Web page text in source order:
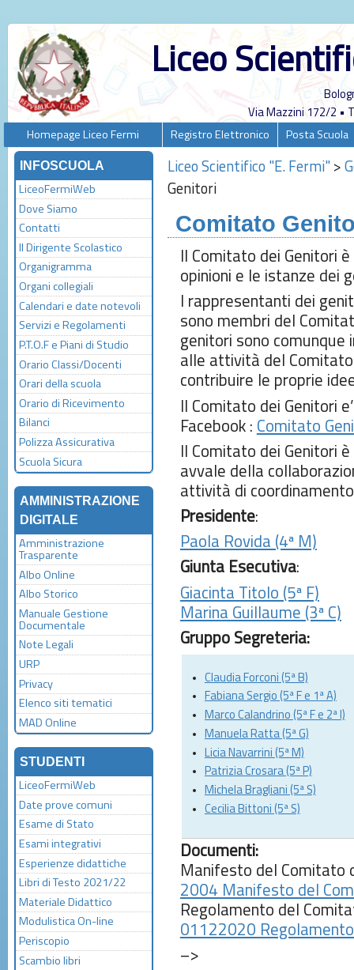
Liceo
Via Mazzini 172/2 •
Homepage Liceo Fermi Registro Elettronico Posta Scuola
INFOSCUOLA
LiceoFermiWeb
Dove Siamo
Contatti
Il Dirigente Scolastico
Organigramma
Organi collegiali
Calendari e date notevoli
Servizi e Regolamenti
P.T.O.F e Piani di Studio
Orario Classi/Docenti
Orari della scuola
Orario di Ricevimento
Bilanci
Polizza Assicurativa
Scuola Sicura
AMMINISTRAZIONE
DIGITALE
Amministrazione
Trasparente
Albo Online
Albo Storico
Manuale Gestione
Documentale
Note Legali
URP
Privacy
Elenco siti tematici
MAD Online
STUDENTI
LiceoFermiWeb
Date prove comuni
Esame di Stato
Esami integrativi
Esperienze didattiche
Libri di Testo 2021/22
Materiale Didattico
Modulistica On-line
Periscopio
Scambio libri
Liceo Scientifico "E. Fermi" >
Genitori
Comitato
Il Comitato dei Genitori
opinioni e le istanze dei
I rappresentanti dei
sono membri del
genitori sono
alle attività del
contribuire le proprie
Il Comitato dei Genitori
Facebook : Comitato
Il Comitato dei Genitori
avvale della
attività di
Presidente:
Paola Rovida (4ª M)
Giunta Esecutiva:
Giacinta Titolo (5ª F)
Marina Guillaume (3ª C)
Gruppo Segreteria:
Claudia Forconi (5ª B)
Fabiana Sergio (5ªF e 1ªA)
Marco Calandrino (5ª F e 2ª I)
Manuela Ratta (5ª G)
Licia Navarrini (5ª M)
Patrizia Crosara (5ª P)
Michela Bragliani (5ª S)
Cecilia Bittoni (5ª S)
Documenti:
Manifesto del Comitato
2004 Manifesto del
Regolamento del
01122020
–>